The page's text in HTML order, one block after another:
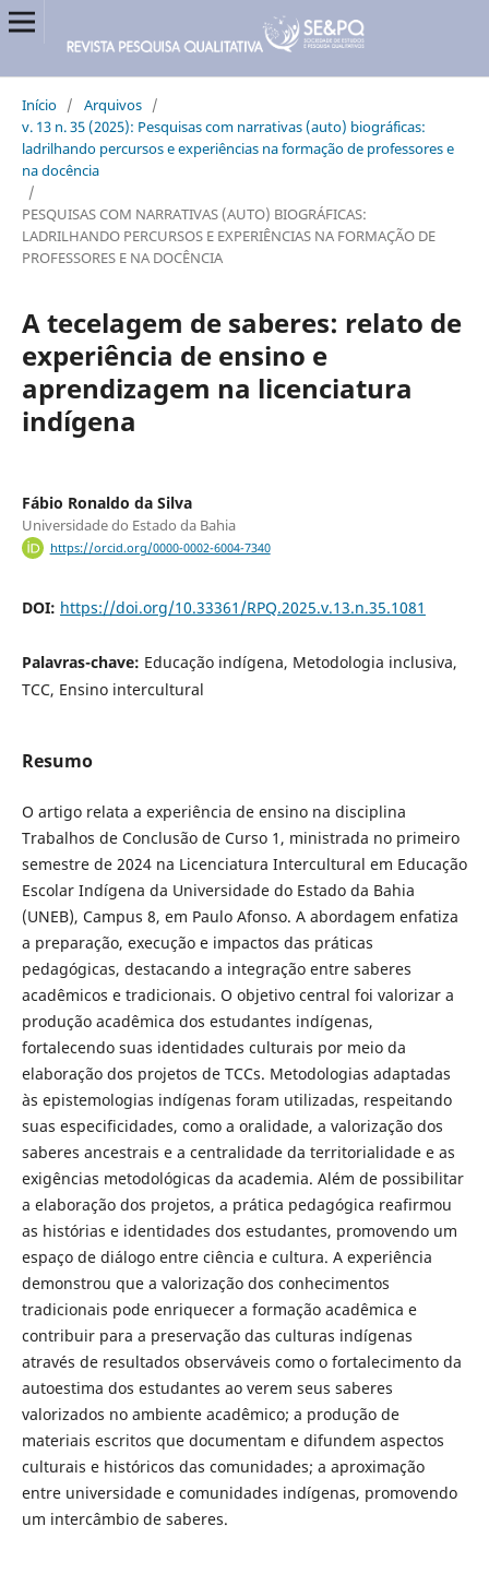
Início / Arquivos /
v. 13 n. 35 (2025): Pesquisas com narrativas (auto) biográficas:
ladrilhando percursos e experiências na formação de professores e
na docência
/
PESQUISAS COM NARRATIVAS (AUTO) BIOGRÁFICAS:
LADRILHANDO PERCURSOS E EXPERIÊNCIAS NA FORMAÇÃO DE
PROFESSORES E NA DOCÊNCIA
A tecelagem de saberes: relato de
experiência de ensino e
aprendizagem na licenciatura
indígena
Fábio Ronaldo da Silva
Universidade do Estado da Bahia
https://orcid.org/0000-0002-6004-7340
DOI: https://doi.org/10.33361/RPQ.2025.v.13.n.35.1081
Palavras-chave: Educação indígena, Metodologia inclusiva,
TCC, Ensino intercultural
Resumo
O artigo relata a experiência de ensino na disciplina
Trabalhos de Conclusão de Curso 1, ministrada no primeiro
semestre de 2024 na Licenciatura Intercultural em Educação
Escolar Indígena da Universidade do Estado da Bahia
(UNEB), Campus 8, em Paulo Afonso. A abordagem enfatiza
a preparação, execução e impactos das práticas
pedagógicas, destacando a integração entre saberes
acadêmicos e tradicionais. O objetivo central foi valorizar a
produção acadêmica dos estudantes indígenas,
fortalecendo suas identidades culturais por meio da
elaboração dos projetos de TCCs. Metodologias adaptadas
às epistemologias indígenas foram utilizadas, respeitando
suas especificidades, como a oralidade, a valorização dos
saberes ancestrais e a centralidade da territorialidade e as
exigências metodológicas da academia. Além de possibilitar
a elaboração dos projetos, a prática pedagógica reafirmou
as histórias e identidades dos estudantes, promovendo um
espaço de diálogo entre ciência e cultura. A experiência
demonstrou que a valorização dos conhecimentos
tradicionais pode enriquecer a formação acadêmica e
contribuir para a preservação das culturas indígenas
através de resultados observáveis como o fortalecimento da
autoestima dos estudantes ao verem seus saberes
valorizados no ambiente acadêmico; a produção de
materiais escritos que documentam e difundem aspectos
culturais e históricos das comunidades; a aproximação
entre universidade e comunidades indígenas, promovendo
um intercâmbio de saberes.